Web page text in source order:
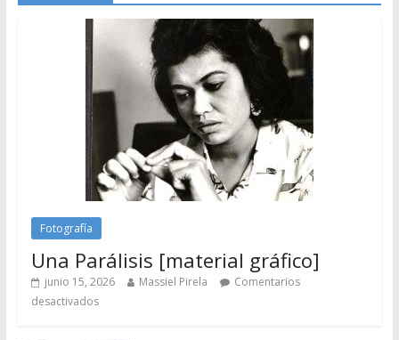
Fotografía
Una Parálisis [material gráfico]
junio 15, 2026 Massiel Pirela
Comentarios
desactivados